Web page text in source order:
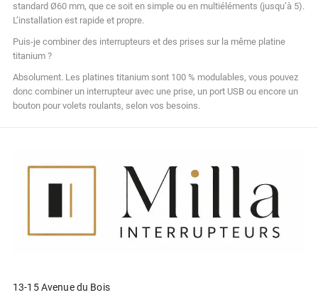
standard Ø60 mm, que ce soit en simple ou en multiéléments (jusqu’à 5).
L’installation est rapide et propre.
Puis-je combiner des interrupteurs et des prises sur la même platine
titanium ?
Absolument. Les platines titanium sont 100 % modulables, vous pouvez
donc combiner un interrupteur avec une prise, un port USB ou encore un
bouton pour volets roulants, selon vos besoins.
13-15 Avenue du Bois